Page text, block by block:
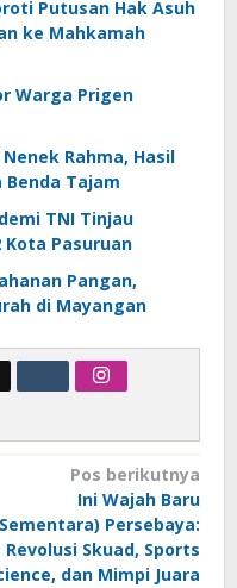
Putusan Hak Asuh
ke Mahkamah
Warga Prigen
Rahma, Hasil
Benda Tajam
TNI Tinjau
Pasuruan
Pangan,
di Mayangan
Pos berikutnya
Ini Wajah Baru
Persebaya:
Revolusi Skuad, Sports
dan Mimpi Juara